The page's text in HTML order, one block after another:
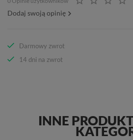
Dodaj swoją opinię
Darmowy zwrot
14 dni na zwrot
INNE